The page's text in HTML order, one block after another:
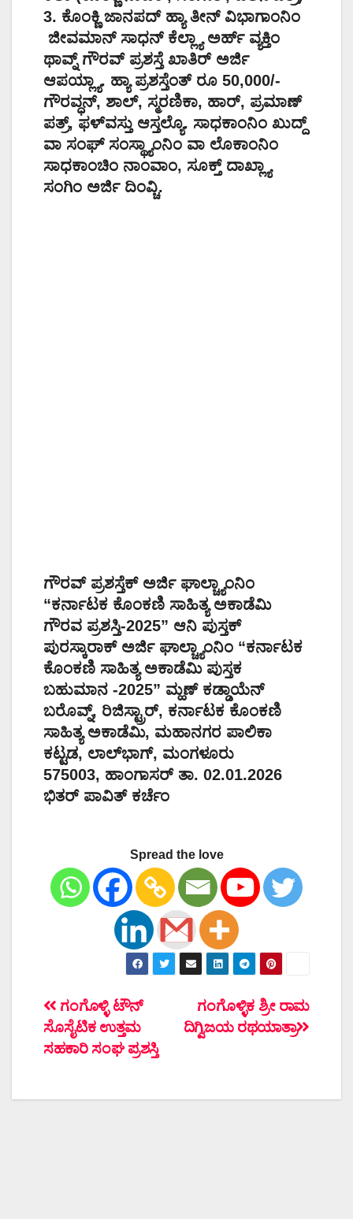
3. ಕೊಂಕ್ಣಿ ಜಾನಪದ್ ಹ್ಯಾ ತೀನ್ ವಿಭಾಗಾಂನಿಂ
ಜೀವಮಾನ್‌ ಸಾಧನ್‌ ಕೆಲ್ಲ್ಯಾ ಅರ್ಹ್‌ ವ್ಯಕ್ತಿಂ
ಥಾವ್ನ್ ಗೌರವ್ ಪ್ರಶಸ್ತೆ‌ ಖಾತಿರ್‌ ಅರ್ಜಿ
ಆಪಯ್ಲ್ಯಾ. ಹ್ಯಾ ಪ್ರಶಸ್ತೆಂತ್ ರೂ 50,000/-
ಗೌರವ್ಧನ್, ಶಾಲ್, ಸ್ಮರಣಿಕಾ, ಹಾರ್, ಪ್ರಮಾಣ್
ಪತ್ರ್, ಫಳ್‌ವಸ್ತು ಆಸ್ತಲ್ಯೊ. ಸಾಧಕಾಂನಿಂ ಖುದ್ದ್
ವಾ ಸಂಘ್‌ ಸಂಸ್ಥ್ಯಾಂನಿಂ ವಾ ಲೊಕಾಂನಿಂ
ಸಾಧಕಾಂಚಿಂ ನಾಂವಾಂ, ಸೂಕ್ತ್‌ ದಾಖ್ಲ್ಯಾ
ಸಂಗಿಂ ಅರ್ಜಿ ದಿಂವ್ಚಿ.
ಗೌರವ್ ಪ್ರಶಸ್ತೆಕ್‌ ಅರ್ಜಿ ಘಾಲ್ಚ್ಯಾಂನಿಂ
“ಕರ್ನಾಟಕ ಕೊಂಕಣಿ ಸಾಹಿತ್ಯ ಅಕಾಡೆಮಿ
ಗೌರವ ಪ್ರಶಸ್ತಿ-2025” ಆನಿ ಪುಸ್ತಕ್
ಪುರಸ್ಕಾರಾಕ್‌ ಅರ್ಜಿ ಘಾಲ್ಚ್ಯಾಂನಿಂ “ಕರ್ನಾಟಕ
ಕೊಂಕಣಿ ಸಾಹಿತ್ಯ ಅಕಾಡೆಮಿ ಪುಸ್ತಕ
ಬಹುಮಾನ -2025” ಮ್ಹಣ್‌ ಕಡ್ಡಾಯೆನ್‌
ಬರೊವ್ನ್, ರಿಜಿಸ್ಟ್ರಾರ್, ಕರ್ನಾಟಕ ಕೊಂಕಣಿ
ಸಾಹಿತ್ಯ ಅಕಾಡೆಮಿ, ಮಹಾನಗರ ಪಾಲಿಕಾ
ಕಟ್ಟಡ, ಲಾಲ್‌ಭಾಗ್, ಮಂಗಳೂರು
575003, ಹಾಂಗಾಸರ್ ತಾ. 02.01.2026
ಭಿತರ್‌ ಪಾವಿತ್‌ ಕರ್ಚೆಂ
Spread the love
ಲೇಖನದ
ನ್ಯಾವಿಗೇಶನ್
ಗಂಗೊಳ್ಳಿಕ ಶ್ರೀ ರಾಮ
ದಿಗ್ವಿಜಯ ರಥಯಾತ್ರಾ
ಗಂಗೊಳ್ಳಿ ಟೌನ್
ಸೊಸೈಟಿಕ ಉತ್ತಮ
ಸಹಕಾರಿ ಸಂಘ ಪ್ರಶಸ್ತಿ